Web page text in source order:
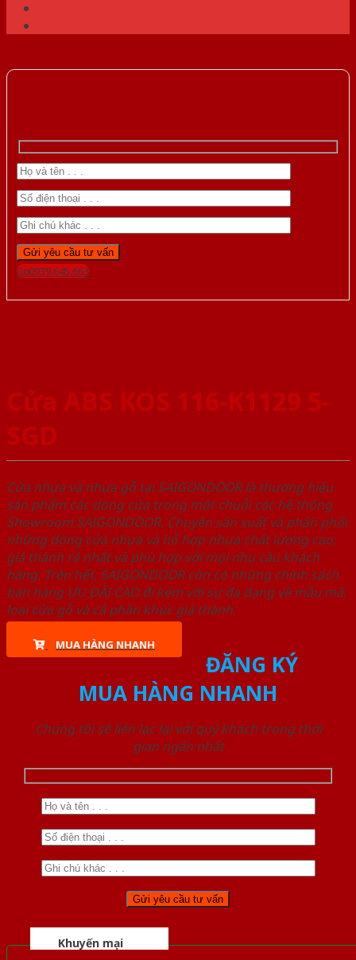
Gọi 0939.645.663
Cửa ABS KOS 116-K1129 5-
SGD
Cửa nhựa và nhựa gỗ tại SAIGONDOOR là thương hiệu
sản phẩm các dòng cửa trong một chuỗi các hệ thống
Showroom SAIGONDOOR. Chuyên sản xuất và phân phối
những dòng cửa nhựa và hỗ hợp nhựa chất lượng cao,
giá thành rẻ nhất và phù hợp với mọi nhu cầu khách
hàng. Trên hết, SAIGONDOOR còn có những chính sách
bán hàng ƯU ĐÃI CAO đi kèm với sự đa dạng về mẫu mã,
loại cửa gỗ và cả phân khúc giá thành.
MUA HÀNG NHANH
ĐĂNG KÝ
MUA HÀNG NHANH
Chúng tôi sẽ liên lạc lại với quý khách trong thời
gian ngắn nhất
Khuyến mại